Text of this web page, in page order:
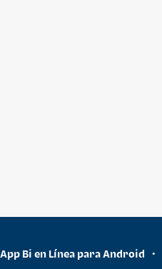
App Bi en Línea para Android •